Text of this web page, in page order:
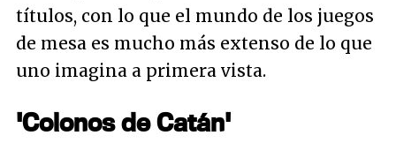
títulos, con lo que el mundo de los juegos
de mesa es mucho más extenso de lo que
uno imagina a primera vista.
'Colonos de Catán'